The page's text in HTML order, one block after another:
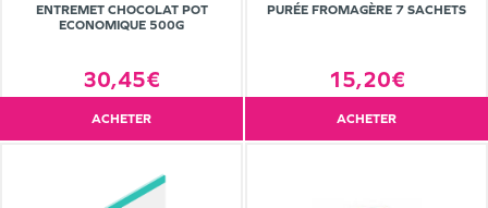
ENTREMET CHOCOLAT POT
ECONOMIQUE 500G
30,45€
ACHETER
PURÉE FROMAGÈRE 7 SACHETS
15,20€
ACHETER